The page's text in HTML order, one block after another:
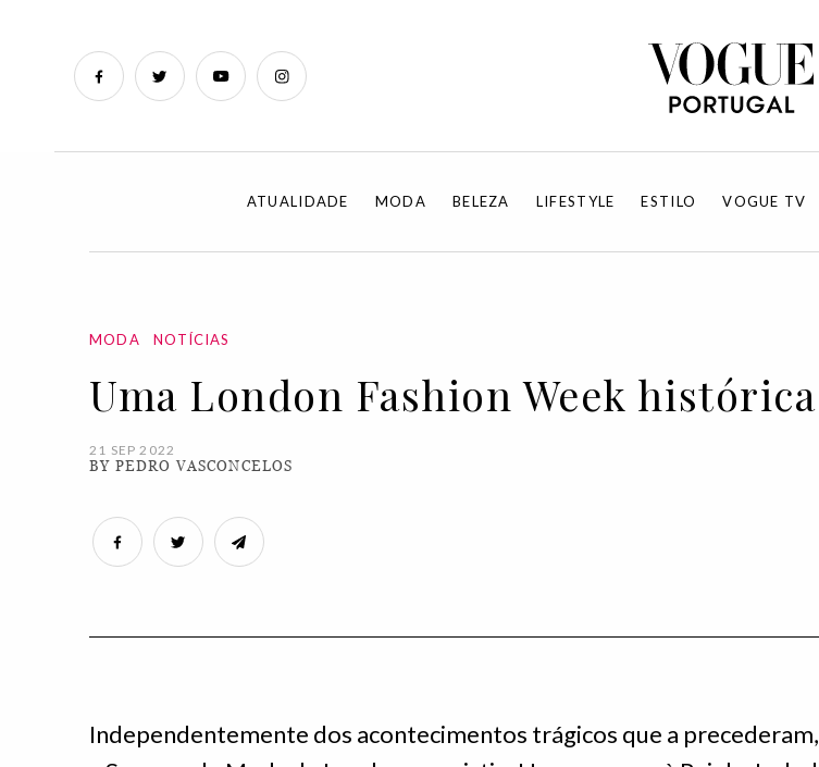
ATUALIDADE MODA BELEZA LIFESTYLE ESTILO VOGUE TV
MODA NOTÍCIAS
Uma London Fashion Week histórica
21 SEP 2022
BY PEDRO VASCONCELOS
Independentemente dos acontecimentos trágicos que a precederam,